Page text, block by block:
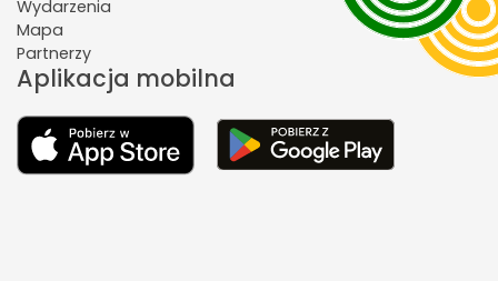
Wydarzenia
Mapa
Partnerzy
Aplikacja mobilna